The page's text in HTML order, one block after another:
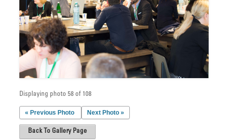
Displaying photo 58 of 108
« Previous Photo Next Photo »
Back To Gallery Page